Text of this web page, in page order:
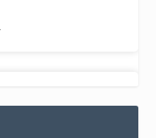
lunes 2 con la